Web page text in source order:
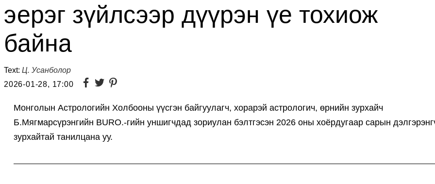
эерэг зүйлсээр дүүрэн үе тохиож
байна
Text: Ц. Усанболор
2026-01-28, 17:00
Монголын Астрологийн Холбооны үүсгэн байгуулагч, хорарэй астрологич, өрнийн зурхайч
Б.Мягмарсүрэнгийн BURO.-гийн уншигчдад зориулан бэлтгэсэн 2026 оны хоёрдугаар сарын
зурхайтай танилцана уу.